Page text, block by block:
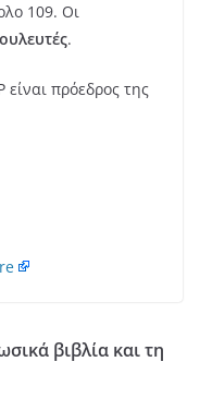
109. Οι
.
είναι πρόεδρος της
βιβλία και τη